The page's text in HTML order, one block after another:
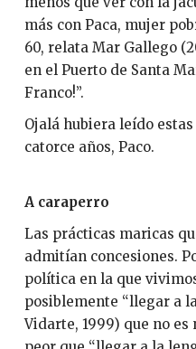
más con Paca, mujer
60, relata Mar Gallego
en el Puerto de Santa
Franco!”.
Ojalá hubiera leído
catorce años, Paco.
A caraperro
Las prácticas maricas
admitían concesiones.
política en la que
posiblemente “llegar a
Vidarte, 1999) que no